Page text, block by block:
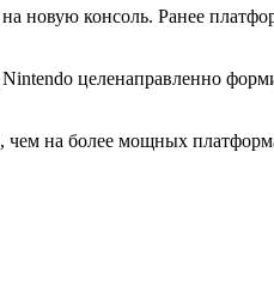
новую консоль. Ранее
целенаправленно
чем на более мощных